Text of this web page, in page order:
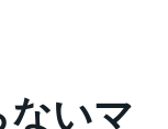
ないマ